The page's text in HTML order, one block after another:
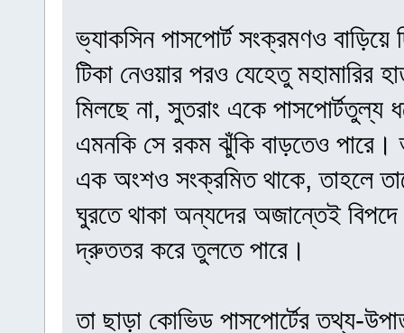
ভ্যাকসিন পাসপোর্ট সংক্রমণও বাড়িয়ে
টিকা নেওয়ার পরও যেহেতু মহামারির
মিলছে না, সুতরাং একে পাসপোর্টতুল্য
এমনকি সে রকম ঝুঁকি বাড়তেও পারে।
এক অংশও সংক্রমিত থাকে, তাহলে
ঘুরতে থাকা অন্যদের অজান্তেই
দ্রুততর করে তুলতে পারে।
তা ছাড়া কোভিড পাসপোর্টের তথ্য-